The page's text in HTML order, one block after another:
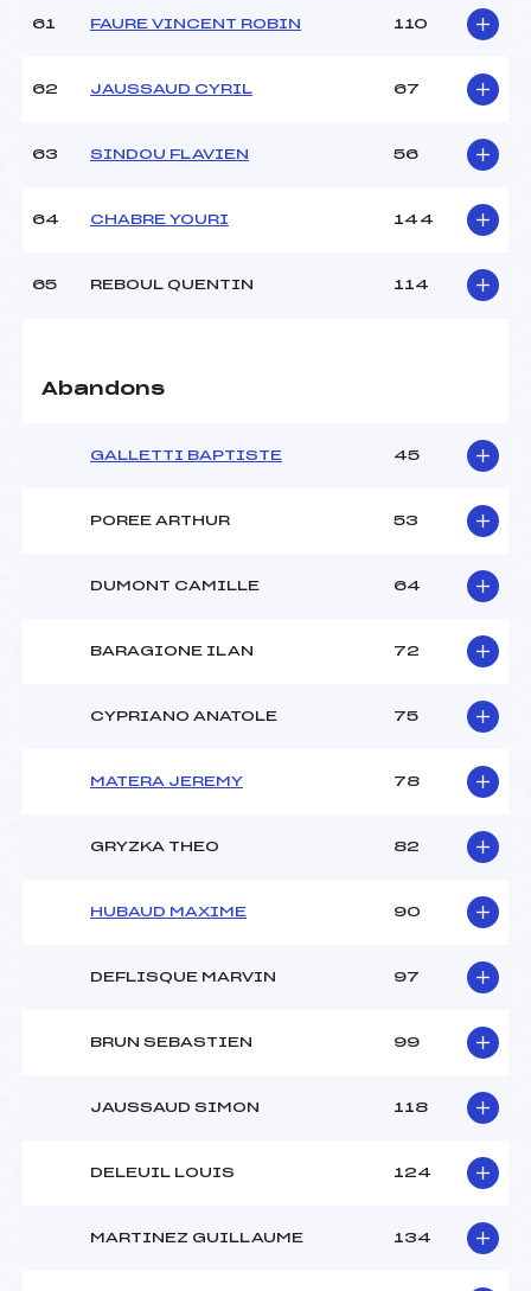
61 FAURE VINCENT ROBIN 110
62 JAUSSAUD CYRIL 67
63 SINDOU FLAVIEN 56
64 CHABRE YOURI 144
65 REBOUL QUENTIN 114
Abandons
GALLETTI BAPTISTE 45
POREE ARTHUR 53
DUMONT CAMILLE 64
BARAGIONE ILAN 72
CYPRIANO ANATOLE 75
MATERA JEREMY 78
GRYZKA THEO 82
HUBAUD MAXIME 90
DEFLISQUE MARVIN 97
BRUN SEBASTIEN 99
JAUSSAUD SIMON 118
DELEUIL LOUIS 124
MARTINEZ GUILLAUME 134